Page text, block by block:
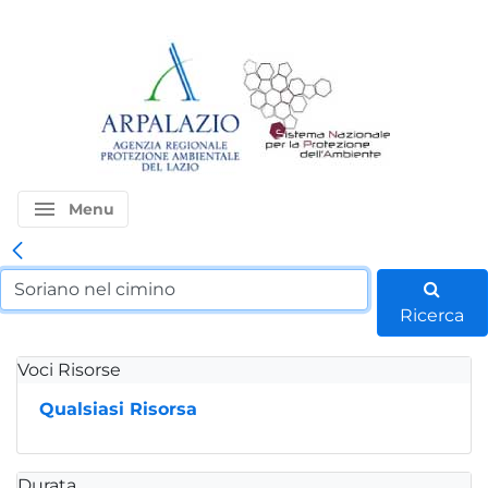
menu Menu
Ricerca
Voci Risorse
Qualsiasi Risorsa